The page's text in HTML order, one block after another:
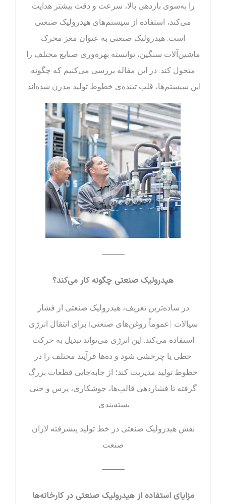
را به‌سوی بازدهی بالا، سرعت و دقت بیشتر هدایت
می‌کند، استفاده از سیستم‌های هیدرولیک صنعتی
است. هیدرولیک صنعتی به عنوان مغز محرک
ماشین‌آلات سنگین، توانسته بهره‌وری صنایع مختلف را
متحول کند. در این مقاله بررسی می‌کنیم که چگونه
این سیستم‌ها، قلب تپنده‌ی خطوط تولید مدرن شده‌اند.
⸻
هیدرولیک صنعتی چگونه کار می‌کند؟
در ساده‌ترین تعریف، هیدرولیک صنعتی از فشار
سیالات (عموماً روغن‌های صنعتی) برای انتقال انرژی
استفاده می‌کند. این انرژی می‌تواند تبدیل به حرکت
خطی یا چرخشی شود و ده‌ها فرآیند مختلف را در
خطوط تولید مدیریت کند؛ از جابه‌جایی قطعات بزرگ
گرفته تا فشاردهی قالب‌ها، جوشکاری، پرس و حتی
بسته‌بندی.
نقش هیدرولیک صنعتی در خط تولید پیشرفته لاران
صنعت
⸻
مزایای استفاده از هیدرولیک صنعتی در کارخانه‌ها